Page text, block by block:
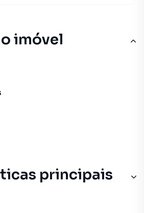
imóvel
principais